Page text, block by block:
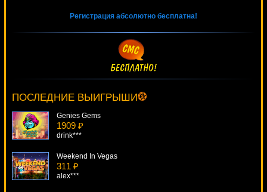
Регистрация абсолютно бесплатна!
ПОСЛЕДНИЕ ВЫИГРЫШИ
loto***
Genies Gems
1909 ₽
drink***
Weekend In Vegas
311 ₽
alex***